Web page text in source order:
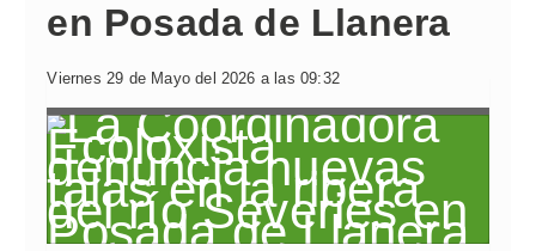
en Posada de Llanera
Viernes 29 de Mayo del 2026 a las 09:32